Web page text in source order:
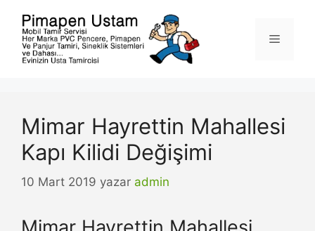
Menü
Mimar Hayrettin Mahallesi
Kapı Kilidi Değişimi
10 Mart 2019 yazar admin